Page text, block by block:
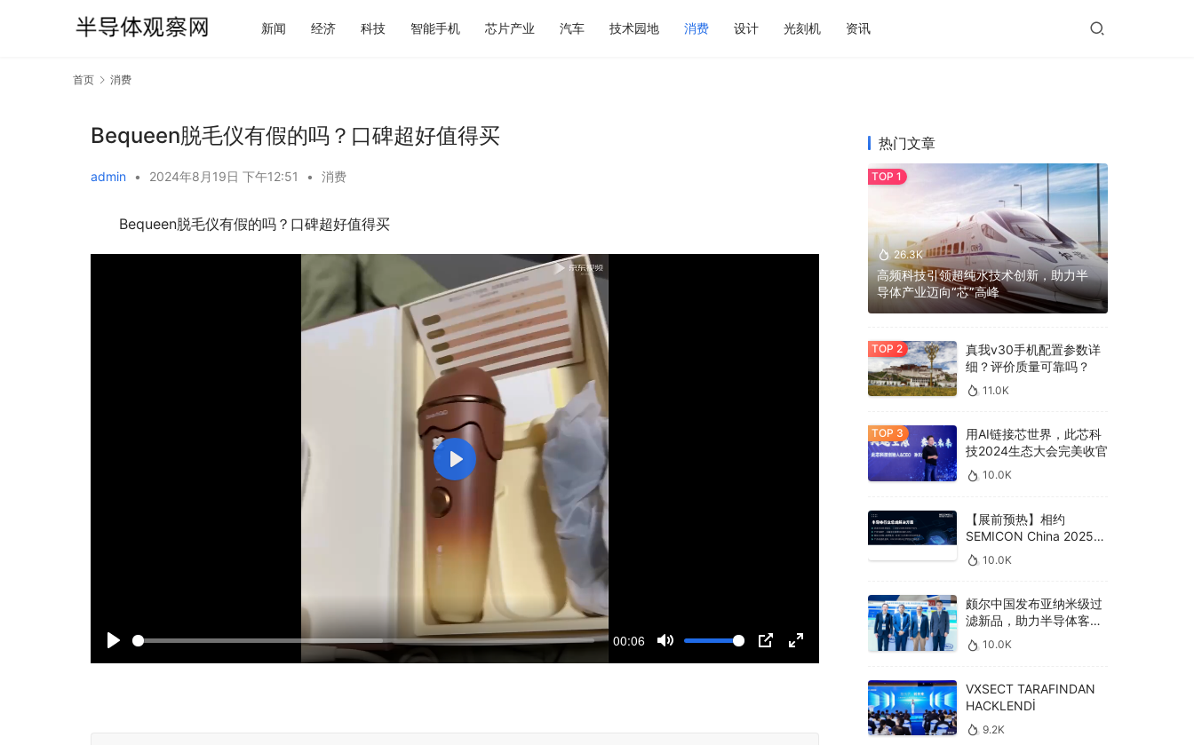
新闻 经济 科技 智能手机 芯片产业 汽车 技术园地 消费 设计 光刻机 资讯
首页 消费
Bequeen脱毛仪有假的吗？口碑超好值得买
admin • 2024年8月19日 下午12:51 • 消费
Bequeen脱毛仪有假的吗？口碑超好值得买
P
00:06
M
P
E
P
y
热门文章
26.3K
高频科技引领超纯水技术创新，助力半
导体产业迈向“芯”高峰
真我v30手机配置参数详
细？评价质量可靠吗？
11.0K
用AI链接芯世界，此芯科
技2024生态大会完美收官
10.0K
【展前预热】相约
SEMICON China 2025，
德克威尔总线解决方案革
新助力半导体设备高效升
10.0K
颇尔中国发布亚纳米级过
滤新品，助力半导体客户
良率提升
10.0K
VXSECT TARAFINDAN
HACKLENDİ
9.2K